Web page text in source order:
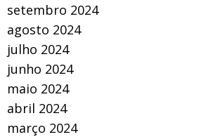
setembro 2024
agosto 2024
julho 2024
junho 2024
maio 2024
abril 2024
março 2024